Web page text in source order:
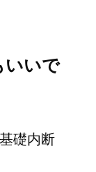
いいで
礎内断